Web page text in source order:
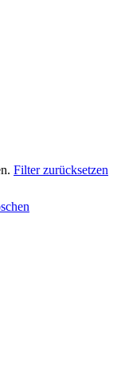
Filter zurücksetzen